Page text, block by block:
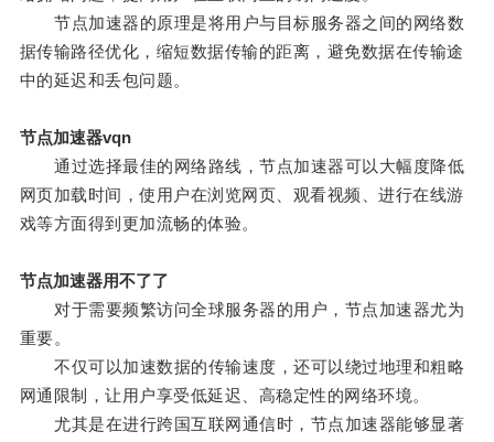
节点加速器的原理是将用户与目标服务器之间的网络数
据传输路径优化，缩短数据传输的距离，避免数据在传输途
中的延迟和丢包问题。
节点加速器vqn
通过选择最佳的网络路线，节点加速器可以大幅度降低
网页加载时间，使用户在浏览网页、观看视频、进行在线游
戏等方面得到更加流畅的体验。
节点加速器用不了了
对于需要频繁访问全球服务器的用户，节点加速器尤为
重要。
不仅可以加速数据的传输速度，还可以绕过地理和粗略
网通限制，让用户享受低延迟、高稳定性的网络环境。
尤其是在进行跨国互联网通信时，节点加速器能够显著